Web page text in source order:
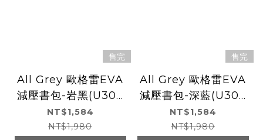
售完
All Grey 歐格雷EVA
減壓書包-岩黑(U307
1)
NT$1,584
NT$1,980
售完
All Grey 歐格雷EVA
減壓書包-深藍(U307
1)
NT$1,584
NT$1,980